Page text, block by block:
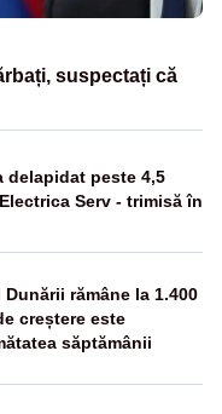
suspectați că
delapidat peste 4,5
Serv - trimisă în
rămâne la 1.400
creștere este
săptămânii